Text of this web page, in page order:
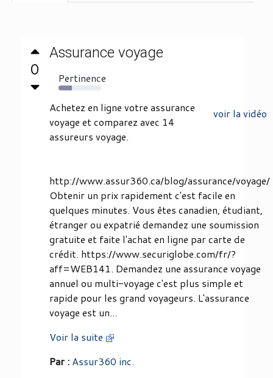
0
Assurance voyage
Pertinence
31%
voir la vidéo
Achetez en ligne votre assurance
voyage et comparez avec 14
assureurs voyage.
http://www.assur360.ca/blog/assurance/voyage/
Obtenir un prix rapidement c'est facile en
quelques minutes. Vous êtes canadien, étudiant,
étranger ou expatrié demandez une soumission
gratuite et faite l'achat en ligne par carte de
crédit. https://www.securiglobe.com/fr/?
aff=WEB141. Demandez une assurance voyage
annuel ou multi-voyage c'est plus simple et
rapide pour les grand voyageurs. L'assurance
voyage est un...
Voir la suite
Par : Assur360 inc.